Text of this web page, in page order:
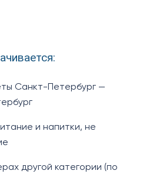
Санкт-Петербург —
и напитки, не
другой категории (по